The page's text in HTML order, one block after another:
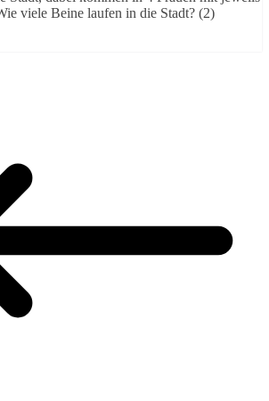
viele Beine laufen in die Stadt? (2)